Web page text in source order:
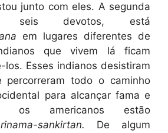
junto com eles. A segunda
seis devotos, está
em lugares diferentes de
que vivem lá ficam
los. Esses indianos desistiram
todo o caminho
para alcançar fama e
os americanos estão
sankirtan.
De algum